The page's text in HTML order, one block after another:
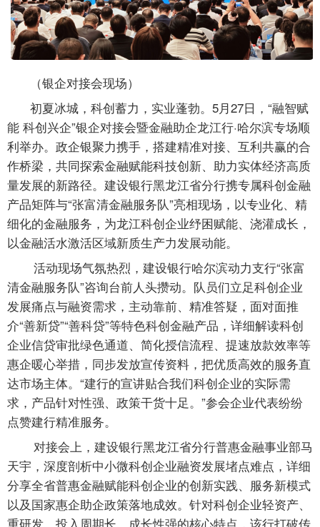
（银企对接会现场）
初夏冰城，科创蓄力，实业蓬勃。5月27日，“融智赋
能 科创兴企”银企对接会暨金融助企龙江行·哈尔滨专场顺
利举办。政企银聚力携手，搭建精准对接、互利共赢的合
作桥梁，共同探索金融赋能科技创新、助力实体经济高质
量发展的新路径。建设银行黑龙江省分行携专属科创金融
产品矩阵与“张富清金融服务队”亮相现场，以专业化、精
细化的金融服务，为龙江科创企业纾困赋能、浇灌成长，
以金融活水激活区域新质生产力发展动能。
活动现场气氛热烈，建设银行哈尔滨动力支行“张富
清金融服务队”咨询台前人头攒动。队员们立足科创企业
发展痛点与融资需求，主动靠前、精准答疑，面对面推
介“善新贷”“善科贷”等特色科创金融产品，详细解读科创
企业信贷审批绿色通道、简化授信流程、提速放款效率等
惠企暖心举措，同步发放宣传资料，把优质高效的服务直
达市场主体。“建行的宣讲贴合我们科创企业的实际需
求，产品针对性强、政策干货十足。”参会企业代表纷纷
点赞建行精准服务。
对接会上，建设银行黑龙江省分行普惠金融事业部马
天宇，深度剖析中小微科创企业融资发展堵点难点，详细
分享全省普惠金融赋能科创企业的创新实践、服务新模式
以及国家惠企助企政策落地成效。针对科创企业轻资产、
重研发、投入周期长、成长性强的核心特点，该行打破传